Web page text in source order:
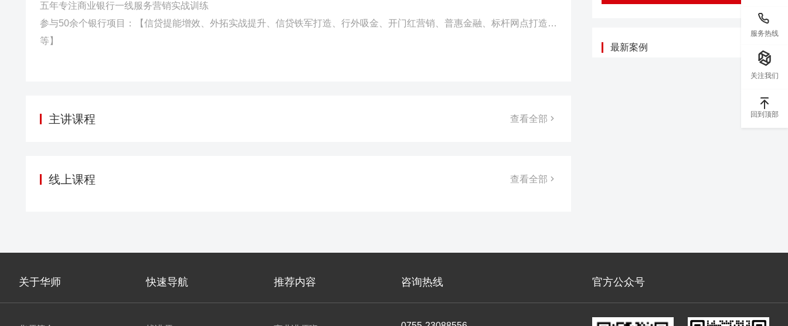
位培训各环节环环相扣，有效帮助了银行业绩产能提升。  广东省某邮政储蓄银行《三农营销项目》 帮助网点制定五大机制、五
定工作法，进行10331模式固化养成，进行电话营销、外拓营销实战跟练，现场代教模式，超额完成行方制定目标，获得行方领导
的高度认可。
五年专注商业银行一线服务营销实战训练
参与50余个银行项目：【信贷提能增效、外拓实战提升、信贷铁军打造、行外吸金、开门红营销、普惠金融、标杆网点打造…
等】
主讲课程 查看全部
线上课程 查看全部
最新案例
关于华师 快速导航 推荐内容 咨询热线 官方公众号
服务热线
关注我们
回到顶部